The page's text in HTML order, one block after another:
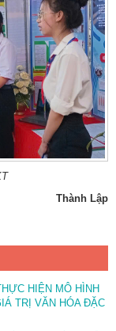
Thành Lập
HIỆN MÔ HÌNH
TRỊ VĂN HÓA ĐẶC